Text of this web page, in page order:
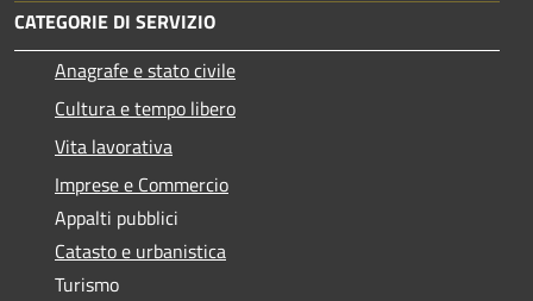
CATEGORIE DI SERVIZIO
Anagrafe e stato civile
Cultura e tempo libero
Vita lavorativa
Imprese e Commercio
Appalti pubblici
Catasto e urbanistica
Turismo